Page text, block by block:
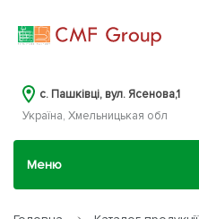
c. Пашківці, вул. Ясенова,1
Україна, Хмельницькая обл
Меню